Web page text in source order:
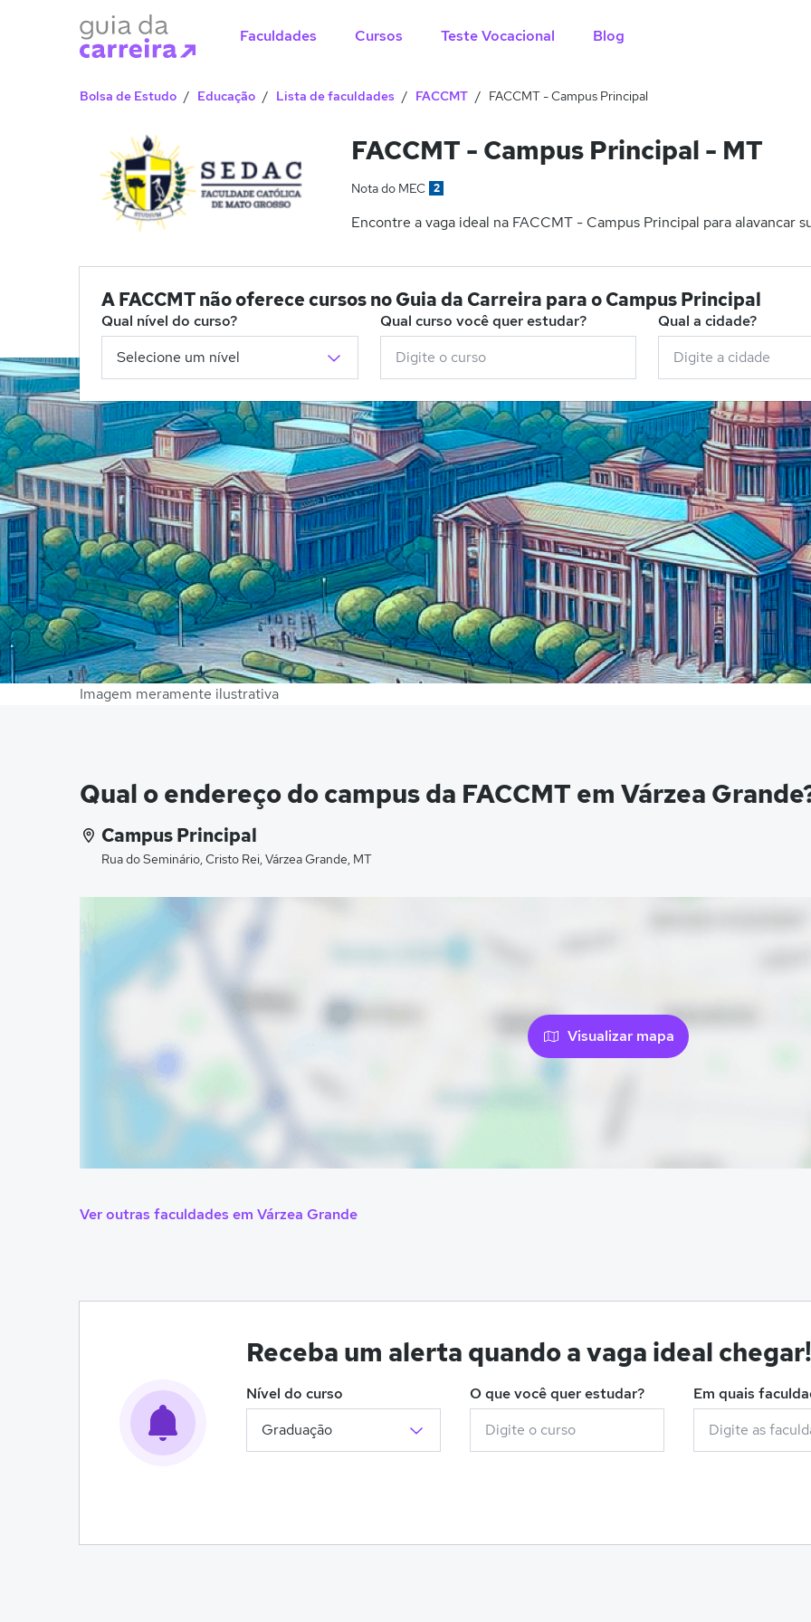
Faculdades Cursos Teste Vocacional Blog
Bolsa de Estudo Educação Lista de faculdades FACCMT FACCMT - Campus Principal
FACCMT - Campus Principal - MT
Nota do MEC 2
Encontre a vaga ideal na FACCMT - Campus Principal para alavancar
A FACCMT não oferece cursos no Guia da Carreira para o Campus Principal
Qual nível do curso? Qual curso você quer estudar? Qual a cidade?
Imagem meramente ilustrativa
Qual o endereço do campus da FACCMT em Várzea
Campus Principal
Rua do Seminário, Cristo Rei, Várzea Grande, MT
Visualizar mapa
Ver outras faculdades em Várzea Grande
Receba um alerta quando a vaga ideal chegar!
Nível do curso O que você quer estudar? Em quais